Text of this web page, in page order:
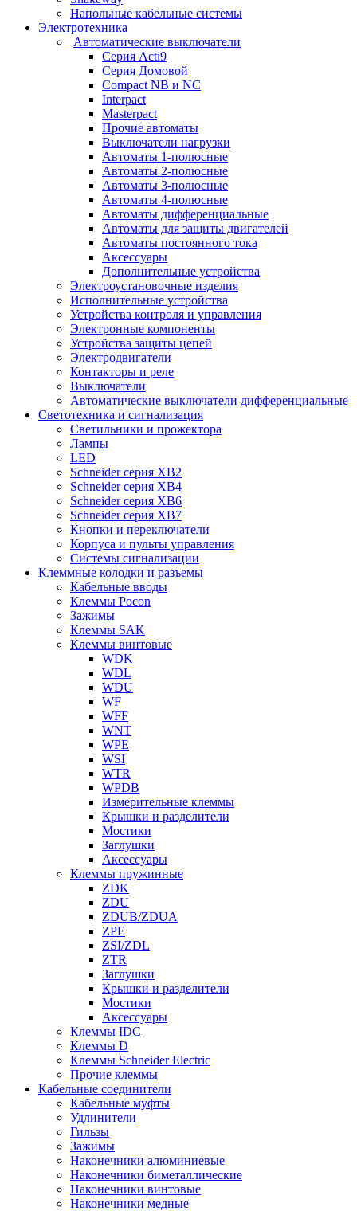
Напольные кабельные системы
Электротехника
Автоматические выключатели
Серия Acti9
Серия Домовой
Compact NB и NC
Interpact
Masterpact
Прочие автоматы
Выключатели нагрузки
Автоматы 1-полюсные
Автоматы 2-полюсные
Автоматы 3-полюсные
Автоматы 4-полюсные
Автоматы дифференциальные
Автоматы для защиты двигателей
Автоматы постоянного тока
Аксессуары
Дополнительные устройства
Электроустановочные изделия
Исполнительные устройства
Устройства контроля и управления
Электронные компоненты
Устройства защиты цепей
Электродвигатели
Контакторы и реле
Выключатели
Автоматические выключатели дифференциальные
Светотехника и сигнализация
Светильники и прожектора
Лампы
LED
Schneider серия XB2
Schneider серия XB4
Schneider серия XB6
Schneider серия XB7
Кнопки и переключатели
Корпуса и пульты управления
Системы сигнализации
Клеммные колодки и разъемы
Кабельные вводы
Клеммы Pocon
Зажимы
Клеммы SAK
Клеммы винтовые
WDK
WDL
WDU
WF
WFF
WNT
WPE
WSI
WTR
WPDB
Измерительные клеммы
Крышки и разделители
Мостики
Заглушки
Аксессуары
Клеммы пружинные
ZDK
ZDU
ZDUB/ZDUA
ZPE
ZSI/ZDL
ZTR
Заглушки
Крышки и разделители
Мостики
Аксессуары
Клеммы IDC
Клеммы D
Клеммы Schneider Electric
Прочие клеммы
Кабельные соединители
Кабельные муфты
Удлинители
Гильзы
Зажимы
Наконечники алюминиевые
Наконечники биметаллические
Наконечники винтовые
Наконечники медные